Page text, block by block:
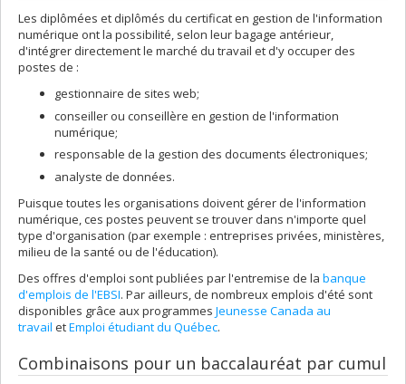
Les diplômées et diplômés du certificat en gestion de l'information
numérique ont la possibilité, selon leur bagage antérieur,
d'intégrer directement le marché du travail et d'y occuper des
postes de :
gestionnaire de sites web;
conseiller ou conseillère en gestion de l'information
numérique;
responsable de la gestion des documents électroniques;
analyste de données.
Puisque toutes les organisations doivent gérer de l'information
numérique, ces postes peuvent se trouver dans n'importe quel
type d'organisation (par exemple : entreprises privées, ministères,
milieu de la santé ou de l'éducation).
Des offres d'emploi sont publiées par l'entremise de la banque
d'emplois de l'EBSI. Par ailleurs, de nombreux emplois d'été sont
disponibles grâce aux programmes Jeunesse Canada au
travail etEmploi étudiant du Québec.
Combinaisons pour un baccalauréat par cumul